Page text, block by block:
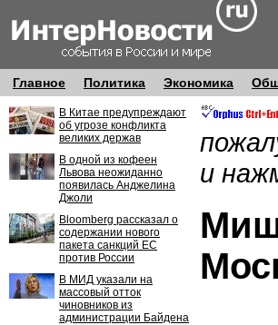
Главное Политика Экономика
В Китае предупреждают
об угрозе конфликта
великих держав
В одной из кофеен
Львова неожиданно
появилась Анджелина
Джоли
Bloomberg рассказал о
содержании нового
пакета санкций ЕС
против России
В МИД указали на
массовый отток
чиновников из
администрации Байдена
и